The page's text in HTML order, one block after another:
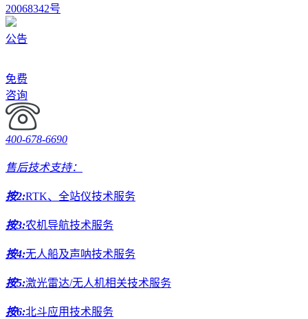
20068342号
公告
免费
咨询
400-678-6690
售后技术支持：
按2:RTK、全站仪技术服务
按3:农机导航技术服务
按4:无人船及声呐技术服务
按5:激光雷达/无人机相关技术服务
按6:北斗应用技术服务